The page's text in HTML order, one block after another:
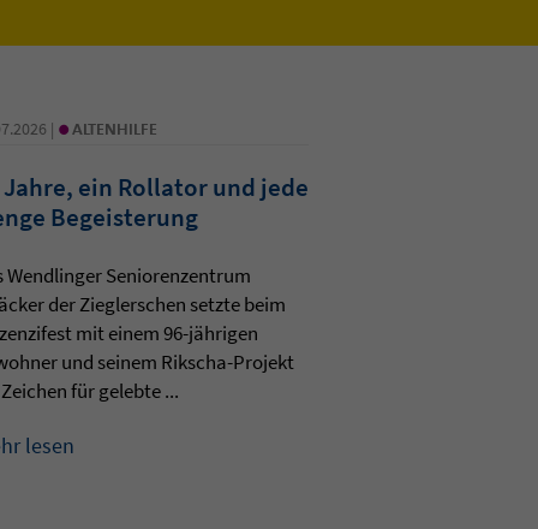
| • ALTENHILFE
Jahre, ein Rollator und jede
Begeisterung
Wendlinger Seniorenzentrum
der Zieglerschen setzte beim
mit einem 96-jährigen
und seinem Rikscha-Projekt
für gelebte ...
lesen